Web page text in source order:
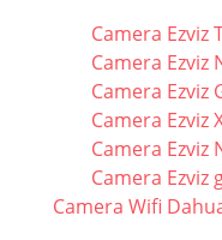
Camera Ezviz
Camera Ezviz
Camera Ezviz
Camera Ezviz
Camera Ezviz
Camera Ezviz
Camera Wifi